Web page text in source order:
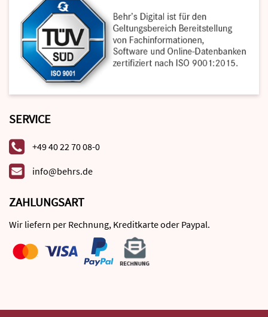
SERVICE
+49 40 22 70 08-0
info@behrs.de
ZAHLUNGSART
Wir liefern per Rechnung, Kreditkarte oder Paypal.